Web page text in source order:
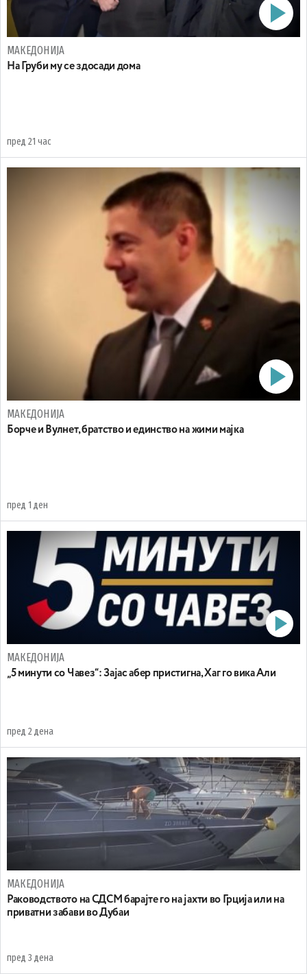
МАКЕДОНИЈА
На Груби му се здосади дома
пред 21 час
МАКЕДОНИЈА
Борче и Вулнет, братство и единство на жими мајка
пред 1 ден
МАКЕДОНИЈА
„5 минути со Чавез“: Зајас абер пристигна, Хаг го вика Али
пред 2 дена
МАКЕДОНИЈА
Раководството на СДСМ барајте го на јахти во Грција или на
приватни забави во Дубаи
пред 3 дена